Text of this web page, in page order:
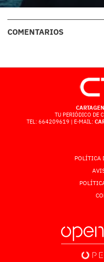
COMENTARIOS
TU PERIÓDICO DE
TEL: 664209619 | E-MAIL:
POLÍTICA